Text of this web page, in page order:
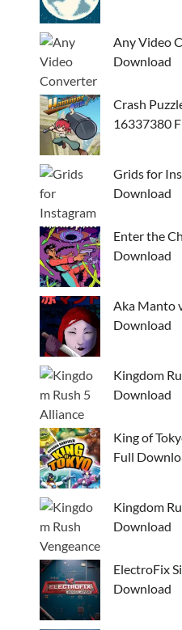
Any Video
Download
Crash
16337380
Grids for
Download
Enter the
Download
Aka Manto
Download
Kingdom
Download
King of
Full
Kingdom
Download
ElectroFix
Download